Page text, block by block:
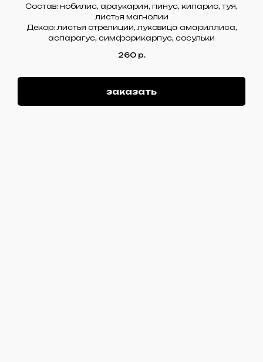
Состав: нобилис, араукария, пинус, кипарис, туя,
листья магнолии
Декор: листья стрелиции, луковица амариллиса,
аспарагус, симфорикарпус, сосульки
260 р.
заказать